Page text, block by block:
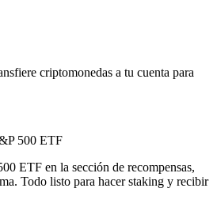
criptomonedas a tu cuenta para
500 ETF
ETF en la sección de recompensas,
Todo listo para hacer staking y recibir